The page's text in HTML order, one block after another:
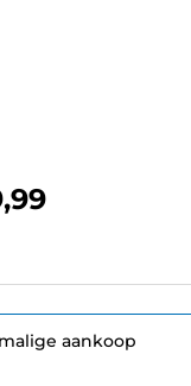
aankoop